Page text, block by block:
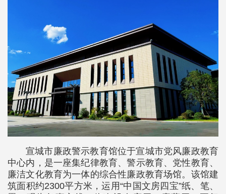
宣城市廉政警示教育馆位于宣城市党风廉政教育
中心内，是一座集纪律教育、警示教育、党性教育、
廉洁文化教育为一体的综合性廉政教育场馆。该馆建
筑面积约2300平方米，运用“中国文房四宝”纸、笔、